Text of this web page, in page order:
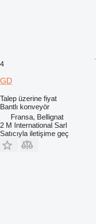
4
GD
Talep üzerine fiyat
Bantlı konveyör
Fransa, Bellignat
2 M International Sarl
Satıcıyla iletişime geç